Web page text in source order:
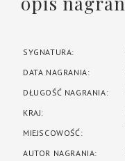
SYGNATURA:
DATA NAGRANIA:
DŁUGOŚĆ NAGRANIA:
KRAJ:
MIEJSCOWOŚĆ:
AUTOR NAGRANIA: